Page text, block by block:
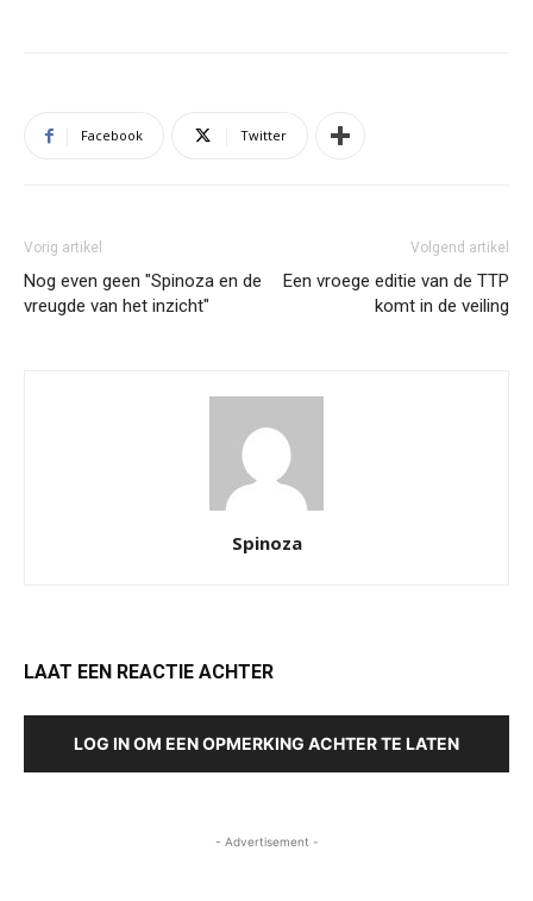
Facebook Twitter
Vorig artikel
Nog even geen "Spinoza en de
vreugde van het inzicht"
Volgend artikel
Een vroege editie van de TTP
komt in de veiling
Spinoza
LAAT EEN REACTIE ACHTER
LOG IN OM EEN OPMERKING ACHTER TE LATEN
- Advertisement -